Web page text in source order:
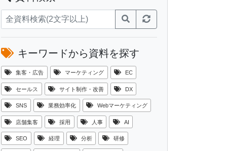
キーワードから資料を探す
集客・広告 マーケティング EC
セールス サイト制作・改善 DX
SNS 業務効率化 Webマーケティング
店舗集客 採用 人事 AI
SEO 経理 分析 研修